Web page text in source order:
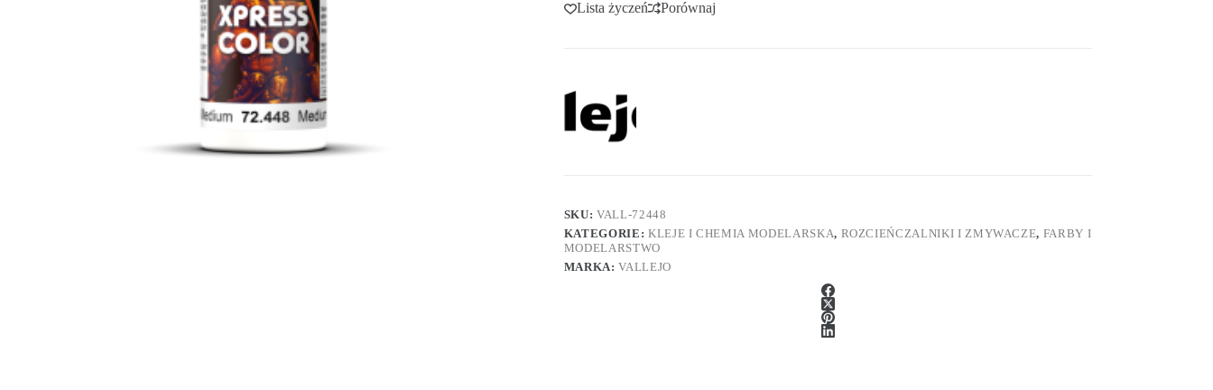
Color
Lista życzeń Porównaj
SKU:VALL-72448
KATEGORIE: KLEJE I CHEMIA MODELARSKA, ROZCIEŃCZALNIKI I ZMYWACZE, FARBY I
MODELARSTWO
MARKA:VALLEJO